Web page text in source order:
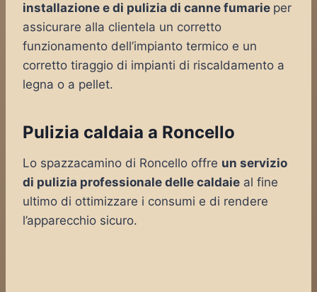
installazione e di pulizia di canne fumarie per
assicurare alla clientela un corretto
funzionamento dell’impianto termico e un
corretto tiraggio di impianti di riscaldamento a
legna o a pellet.
Pulizia caldaia a Roncello
Lo spazzacamino di Roncello offre un servizio
di pulizia professionale delle caldaie al fine
ultimo di ottimizzare i consumi e di rendere
l’apparecchio sicuro.